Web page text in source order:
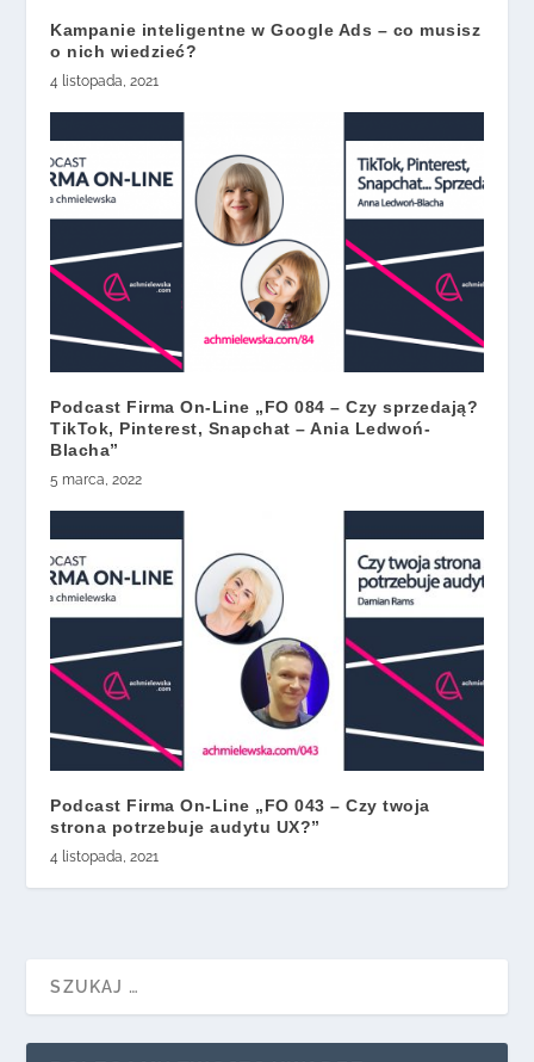
Kampanie inteligentne w Google Ads – co musisz
o nich wiedzieć?
4 listopada, 2021
Podcast Firma On-Line „FO 084 – Czy sprzedają?
TikTok, Pinterest, Snapchat – Ania Ledwoń-
Blacha”
5 marca, 2022
Podcast Firma On-Line „FO 043 – Czy twoja
strona potrzebuje audytu UX?”
4 listopada, 2021